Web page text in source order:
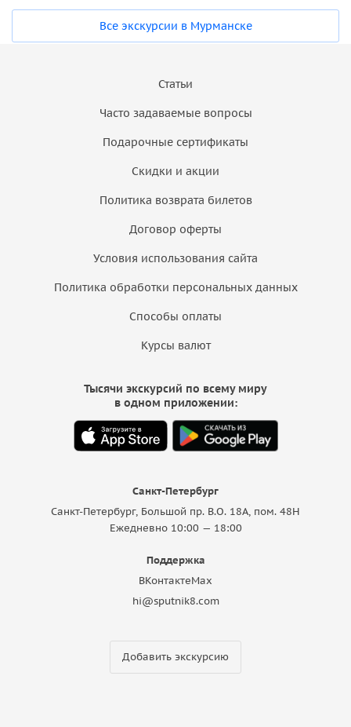
Все экскурсии в Мурманске
Статьи
Часто задаваемые вопросы
Подарочные сертификаты
Скидки и акции
Политика возврата билетов
Договор оферты
Условия использования сайта
Политика обработки персональных данных
Способы оплаты
Курсы валют
Санкт-Петербург
Санкт-Петербург, Большой пр. В.О. 18A, пом. 48Н
Ежедневно 10:00 — 18:00
Поддержка
ВКонтактеMax
hi@sputnik8.com
Добавить экскурсию
Тысячи экскурсий по всему миру
в одном приложении: